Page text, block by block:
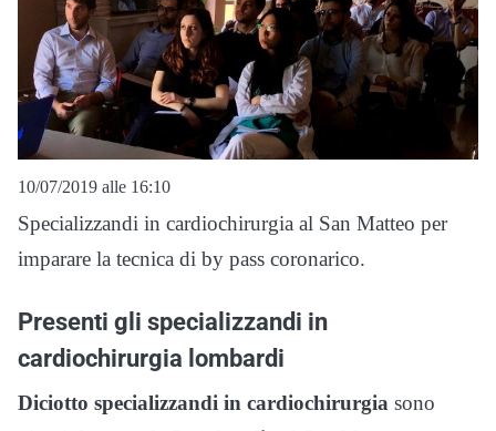
10/07/2019 alle 16:10
Specializzandi in cardiochirurgia al San Matteo per
imparare la tecnica di by pass coronarico.
Presenti gli specializzandi in
cardiochirurgia lombardi
Diciotto specializzandi in cardiochirurgia sono